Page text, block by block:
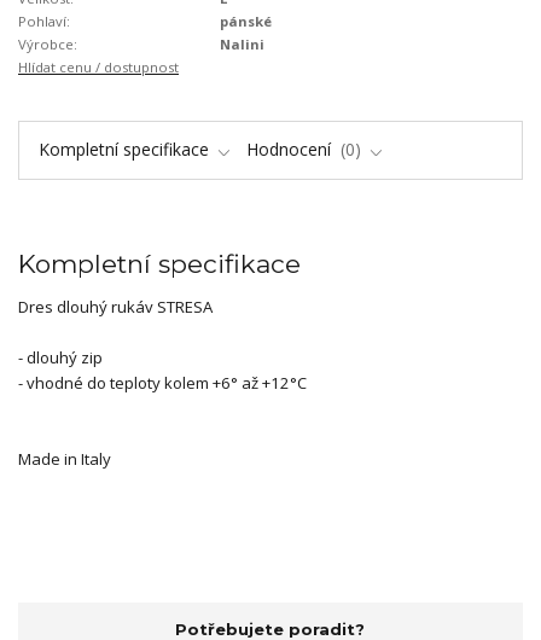
Pohlaví:
pánské
Výrobce:
Nalini
Hlídat cenu / dostupnost
Kompletní specifikace Hodnocení 0
Kompletní specifikace
Dres dlouhý rukáv STRESA
- dlouhý zip
- vhodné do teploty kolem +6° až +12°C
Made in Italy
Potřebujete poradit?